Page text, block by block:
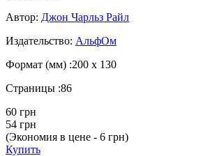
Автор: Джон Чарльз Райл
Издательство: АльфОм
Формат (мм) :200 х 130
Страницы :86
60 грн
54 грн
(Экономия в цене - 6 грн)
Купить